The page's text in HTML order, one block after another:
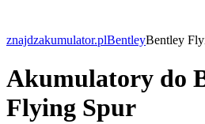
znajdzakumulator.plBentleyBentley
Akumulatory do
Flying Spur